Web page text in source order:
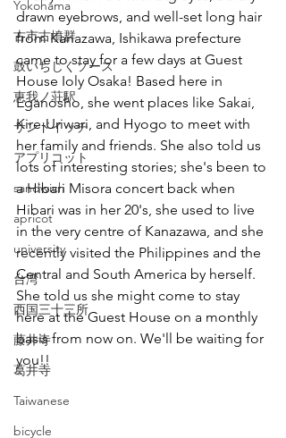
Yokohama
古市古墳群
鼓いちじくソース
恵我ノ荘駅
サンドイッチ
アプリコット
sandwich
apricot
university
台湾
西国三十三所
藤井寺
葛井寺
Taiwanese
bicycle
drawn eyebrows, and well-set long hair
from Kanazawa, Ishikawa prefecture
came to stay for a few days at Guest
House Ioly Osaka! Based here in
Eganosho, she went places like Sakai,
Kire-Uriwari, and Hyogo to meet with
her family and friends. She also told us
lots of interesting stories; she's been to
a Hibari Misora concert back when
Hibari was in her 20's, she used to live
in the very centre of Kanazawa, and she
recently visited the Philippines and the
Central and South America by herself.
She told us she might come to stay
here at the Guest House on a monthly
basis from now on. We'll be waiting for
you!!